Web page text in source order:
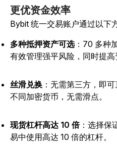
更优资金效率
Bybit 统一交易账户通过以下
多种抵押资产可选：70 多种
有效管理强平风险，同时提高
丝滑兑换 ：无需第三方，即
不同加密货币，无需滑点。
现货杠杆高达 10 倍：选择保
易中使用高达 10 倍的杠杆。